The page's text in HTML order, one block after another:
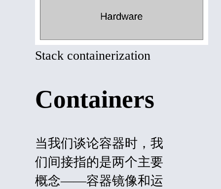
Stack containerization
Containers
当我们谈论容器时，我
们间接指的是两个主要
概念——容器镜像和运